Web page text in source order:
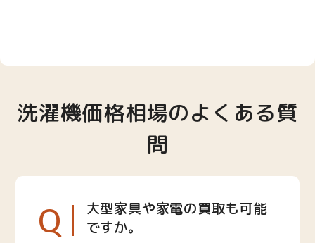
洗濯機価格相場のよくある質
問
Q
大型家具や家電の買取も可能
ですか。